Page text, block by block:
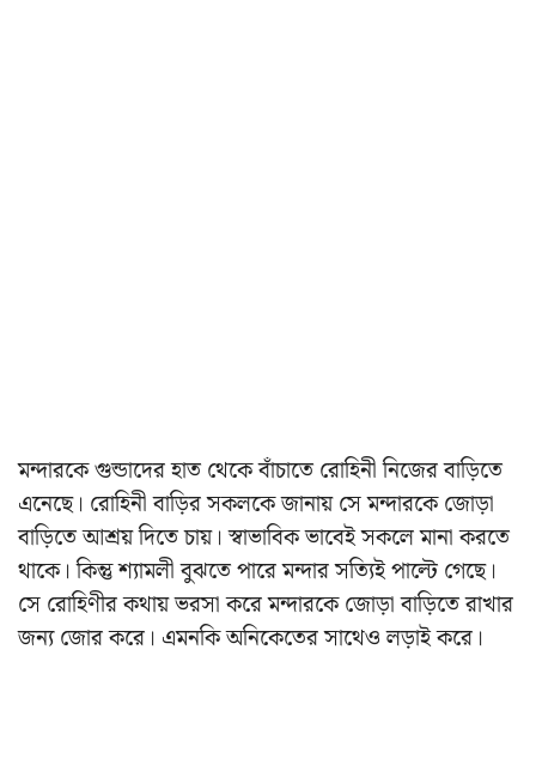
মন্দারকে গুন্ডাদের হাত থেকে বাঁচাতে রোহিনী নিজের বাড়িতে
এনেছে। রোহিনী বাড়ির সকলকে জানায় সে মন্দারকে জোড়া
বাড়িতে আশ্রয় দিতে চায়। স্বাভাবিক ভাবেই সকলে মানা করতে
থাকে। কিন্তু শ্যামলী বুঝতে পারে মন্দার সত্যিই পাল্টে গেছে।
সে রোহিণীর কথায় ভরসা করে মন্দারকে জোড়া বাড়িতে রাখার
জন্য জোর করে। এমনকি অনিকেতের সাথেও লড়াই করে।